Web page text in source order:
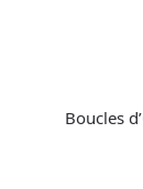
Boucles